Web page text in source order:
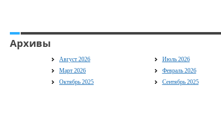
Архивы
Август 2026
Июль 2026
Март 2026
Февраль 2026
Октябрь 2025
Сентябрь 2025